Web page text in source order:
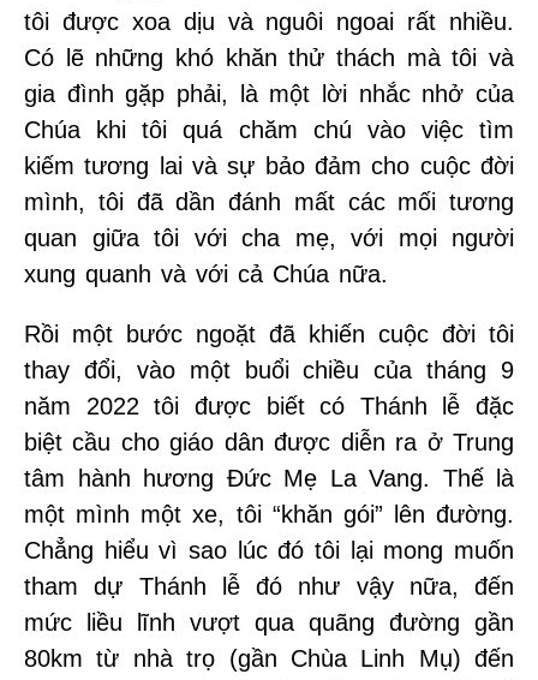
tôi được xoa dịu và nguôi ngoai rất nhiều.
Có lẽ những khó khăn thử thách mà tôi và
gia đình gặp phải, là một lời nhắc nhở của
Chúa khi tôi quá chăm chú vào việc tìm
kiếm tương lai và sự bảo đảm cho cuộc đời
mình, tôi đã dần đánh mất các mối tương
quan giữa tôi với cha mẹ, với mọi người
xung quanh và với cả Chúa nữa.
Rồi một bước ngoặt đã khiến cuộc đời tôi
thay đổi, vào một buổi chiều của tháng 9
năm 2022 tôi được biết có Thánh lễ đặc
biệt cầu cho giáo dân được diễn ra ở Trung
tâm hành hương Đức Mẹ La Vang. Thế là
một mình một xe, tôi “khăn gói” lên đường.
Chẳng hiểu vì sao lúc đó tôi lại mong muốn
tham dự Thánh lễ đó như vậy nữa, đến
mức liều lĩnh vượt qua quãng đường gần
80km từ nhà trọ (gần Chùa Linh Mụ) đến